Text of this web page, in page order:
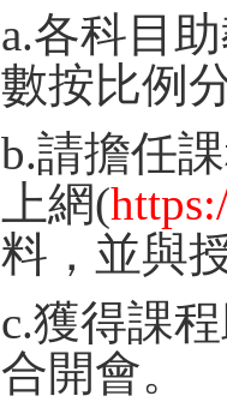
a.各科目
數按比例
b.請擔任
上網(
料，並與
c.獲得課
合開會。